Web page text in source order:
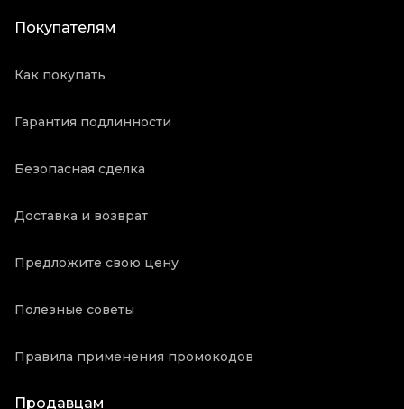
Покупателям
Как покупать
Гарантия подлинности
Безопасная сделка
Доставка и возврат
Предложите свою цену
Полезные советы
Правила применения промокодов
Продавцам